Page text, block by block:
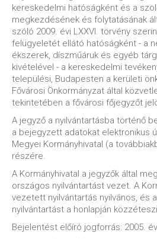
kereskedelmi hatóságként és a
megkezdésének és folytatásának
szóló 2009. évi LXXVI. törvény
felügyeletét ellátó hatóságként - a
ékszerek, díszműáruk és egyéb
kivételével - a kereskedelmi
települési, Budapesten a kerületi
Fővárosi Önkormányzat által
tekintetében a fővárosi főjegyzőt
A jegyző a nyilvántartásba történő
a bejegyzett adatokat elektronikus
Megyei Kormányhivatal (a
részére.
A Kormányhivatal a jegyzők által
országos nyilvántartást vezet. A
vezetett nyilvántartás nyilvános, és
nyilvántartást a honlapján
Bejelentést előíró jogforrás: 2005.